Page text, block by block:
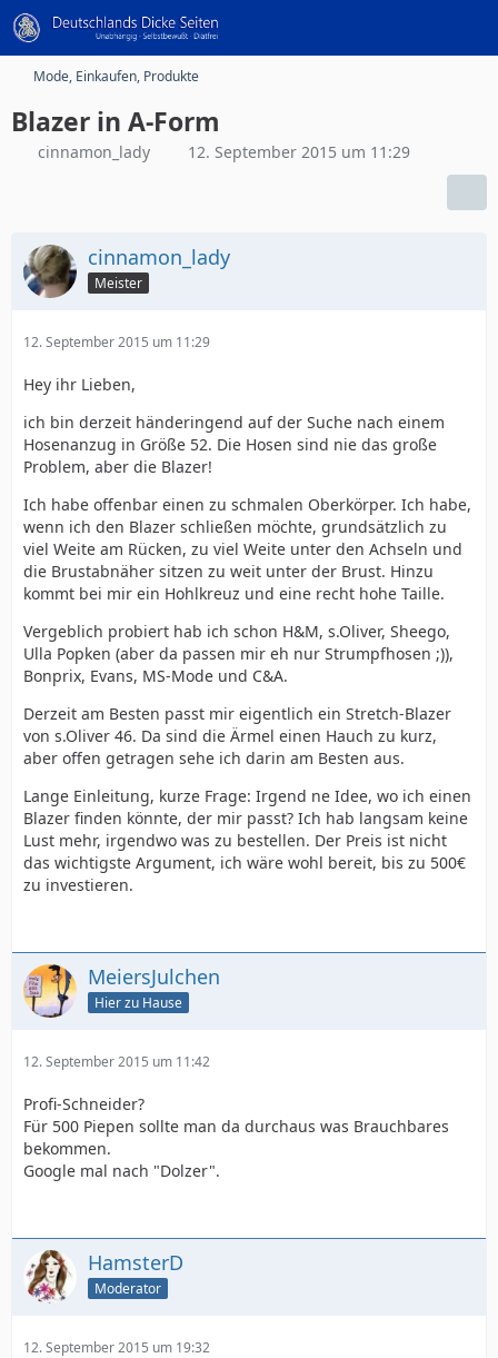
Mode, Einkaufen, Produkte
Blazer in A-Form
cinnamon_lady 12. September 2015 um 11:29
cinnamon_lady
Meister
12. September 2015 um 11:29
Hey ihr Lieben,
ich bin derzeit händeringend auf der Suche nach einem
Hosenanzug in Größe 52. Die Hosen sind nie das große
Problem, aber die Blazer!
Ich habe offenbar einen zu schmalen Oberkörper. Ich habe,
wenn ich den Blazer schließen möchte, grundsätzlich zu
viel Weite am Rücken, zu viel Weite unter den Achseln und
die Brustabnäher sitzen zu weit unter der Brust. Hinzu
kommt bei mir ein Hohlkreuz und eine recht hohe Taille.
Vergeblich probiert hab ich schon H&M, s.Oliver, Sheego,
Ulla Popken (aber da passen mir eh nur Strumpfhosen ;)),
Bonprix, Evans, MS-Mode und C&A.
Derzeit am Besten passt mir eigentlich ein Stretch-Blazer
von s.Oliver 46. Da sind die Ärmel einen Hauch zu kurz,
aber offen getragen sehe ich darin am Besten aus.
Lange Einleitung, kurze Frage: Irgend ne Idee, wo ich einen
Blazer finden könnte, der mir passt? Ich hab langsam keine
Lust mehr, irgendwo was zu bestellen. Der Preis ist nicht
das wichtigste Argument, ich wäre wohl bereit, bis zu 500€
zu investieren.
MeiersJulchen
Hier zu Hause
12. September 2015 um 11:42
Profi-Schneider?
Für 500 Piepen sollte man da durchaus was Brauchbares
bekommen.
Google mal nach "Dolzer".
HamsterD
Moderator
12. September 2015 um 19:32